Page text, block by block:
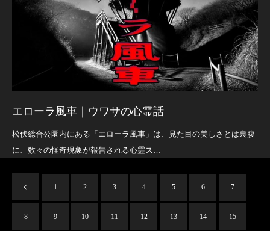
エローラ風車｜ウワサの心霊話
松伏総合公園内にある「エローラ風車」は、見た目の美しさとは裏腹
に、数々の怪奇現象が報告される心霊ス…
1 2 3 4 5 6 7
8 9 10 11 12 13 14 15